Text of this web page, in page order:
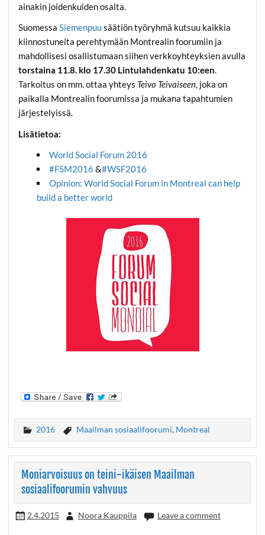
ainakin joidenkuiden osalta.
SuomessaSiemenpuusäätiön työryhmä kutsuu kaikkia
kiinnostuneita perehtymään Montrealin foorumiin ja
mahdollisesi osallistumaan siihen verkkoyhteyksien avulla
torstaina 11.8. klo 17.30 Lintulahdenkatu 10:een.
Tarkoitus on mm. ottaa yhteys Teivo Teivaiseen, joka on
paikalla Montrealin foorumissa ja mukana tapahtumien
järjestelyissä.
Lisätietoa:
World Social Forum 2016
#‎FSM2016‬ &‪#‎WSF2016‬
Opinion: World Social Forum in Montreal can help
build a better world
2016 Maailman sosiaalifoorumi, Montreal
Moniarvoisuus on teini-ikäisen Maailman
sosiaalifoorumin vahvuus
2.4.2015 Noora Kauppila Leave a comment